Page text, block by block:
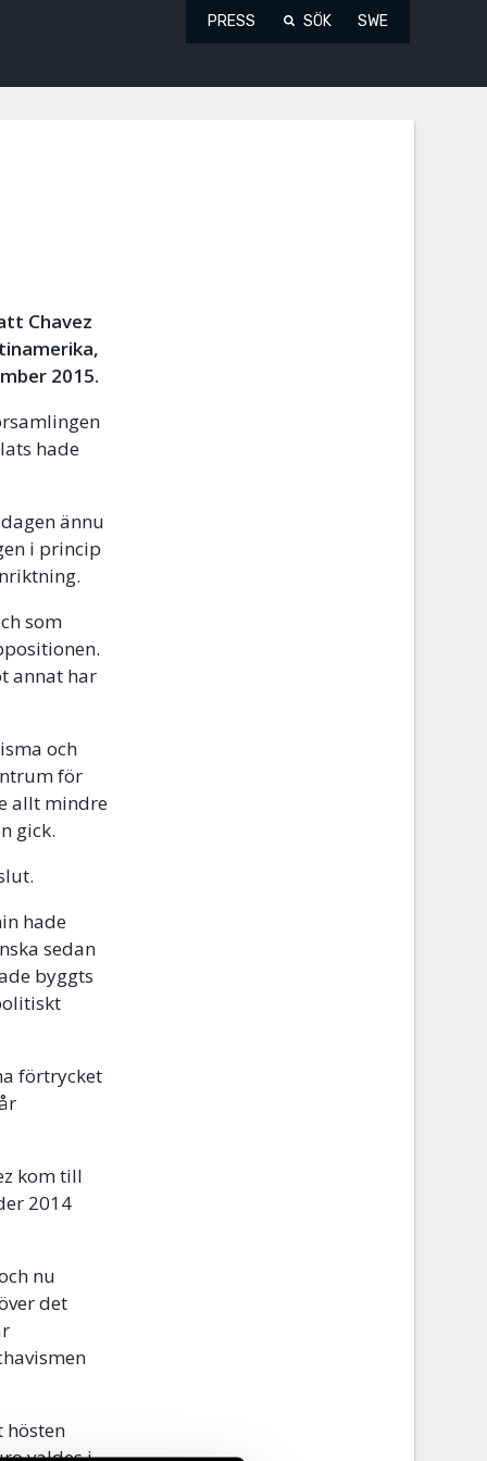
PRESS SÖK SWE
Chavez
2015.
hade
ännu
i princip
som
annat har
och
för
allt mindre
gick.
hade
sedan
byggts
förtrycket
kom till
2014
nu
det
hösten